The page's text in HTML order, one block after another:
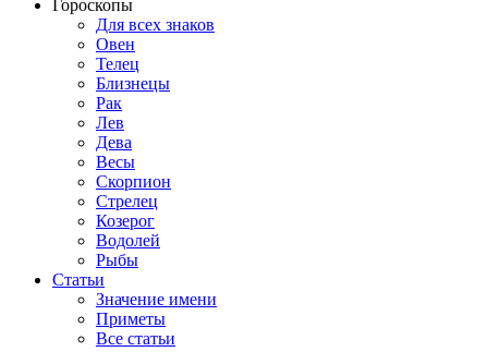
Гороскопы
Для всех знаков
Овен
Телец
Близнецы
Рак
Лев
Дева
Весы
Скорпион
Стрелец
Козерог
Водолей
Рыбы
Статьи
Значение имени
Приметы
Все статьи